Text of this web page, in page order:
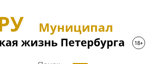
Муниципал